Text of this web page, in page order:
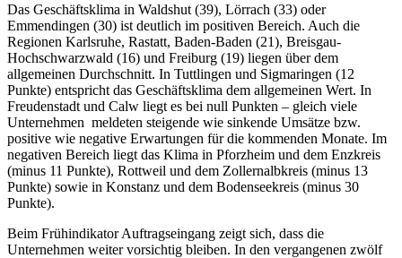
Das Geschäftsklima in Waldshut (39), Lörrach (33) oder
Emmendingen (30) ist deutlich im positiven Bereich. Auch die
Regionen Karlsruhe, Rastatt, Baden-Baden (21), Breisgau-
Hochschwarzwald (16) und Freiburg (19) liegen über dem
allgemeinen Durchschnitt. In Tuttlingen und Sigmaringen (12
Punkte) entspricht das Geschäftsklima dem allgemeinen Wert. In
Freudenstadt und Calw liegt es bei null Punkten – gleich viele
Unternehmen meldeten steigende wie sinkende Umsätze bzw.
positive wie negative Erwartungen für die kommenden Monate. Im
negativen Bereich liegt das Klima in Pforzheim und dem Enzkreis
(minus 11 Punkte), Rottweil und dem Zollernalbkreis (minus 13
Punkte) sowie in Konstanz und dem Bodenseekreis (minus 30
Punkte).
Beim Frühindikator Auftragseingang zeigt sich, dass die
Unternehmen weiter vorsichtig bleiben. In den vergangenen zwölf